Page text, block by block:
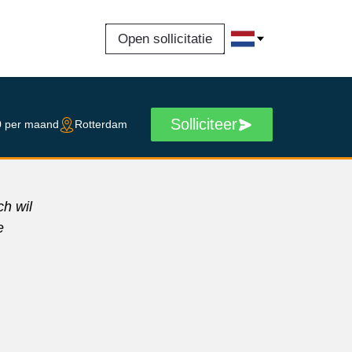
Open sollicitatie
per maand Rotterdam Solliciteer
wil